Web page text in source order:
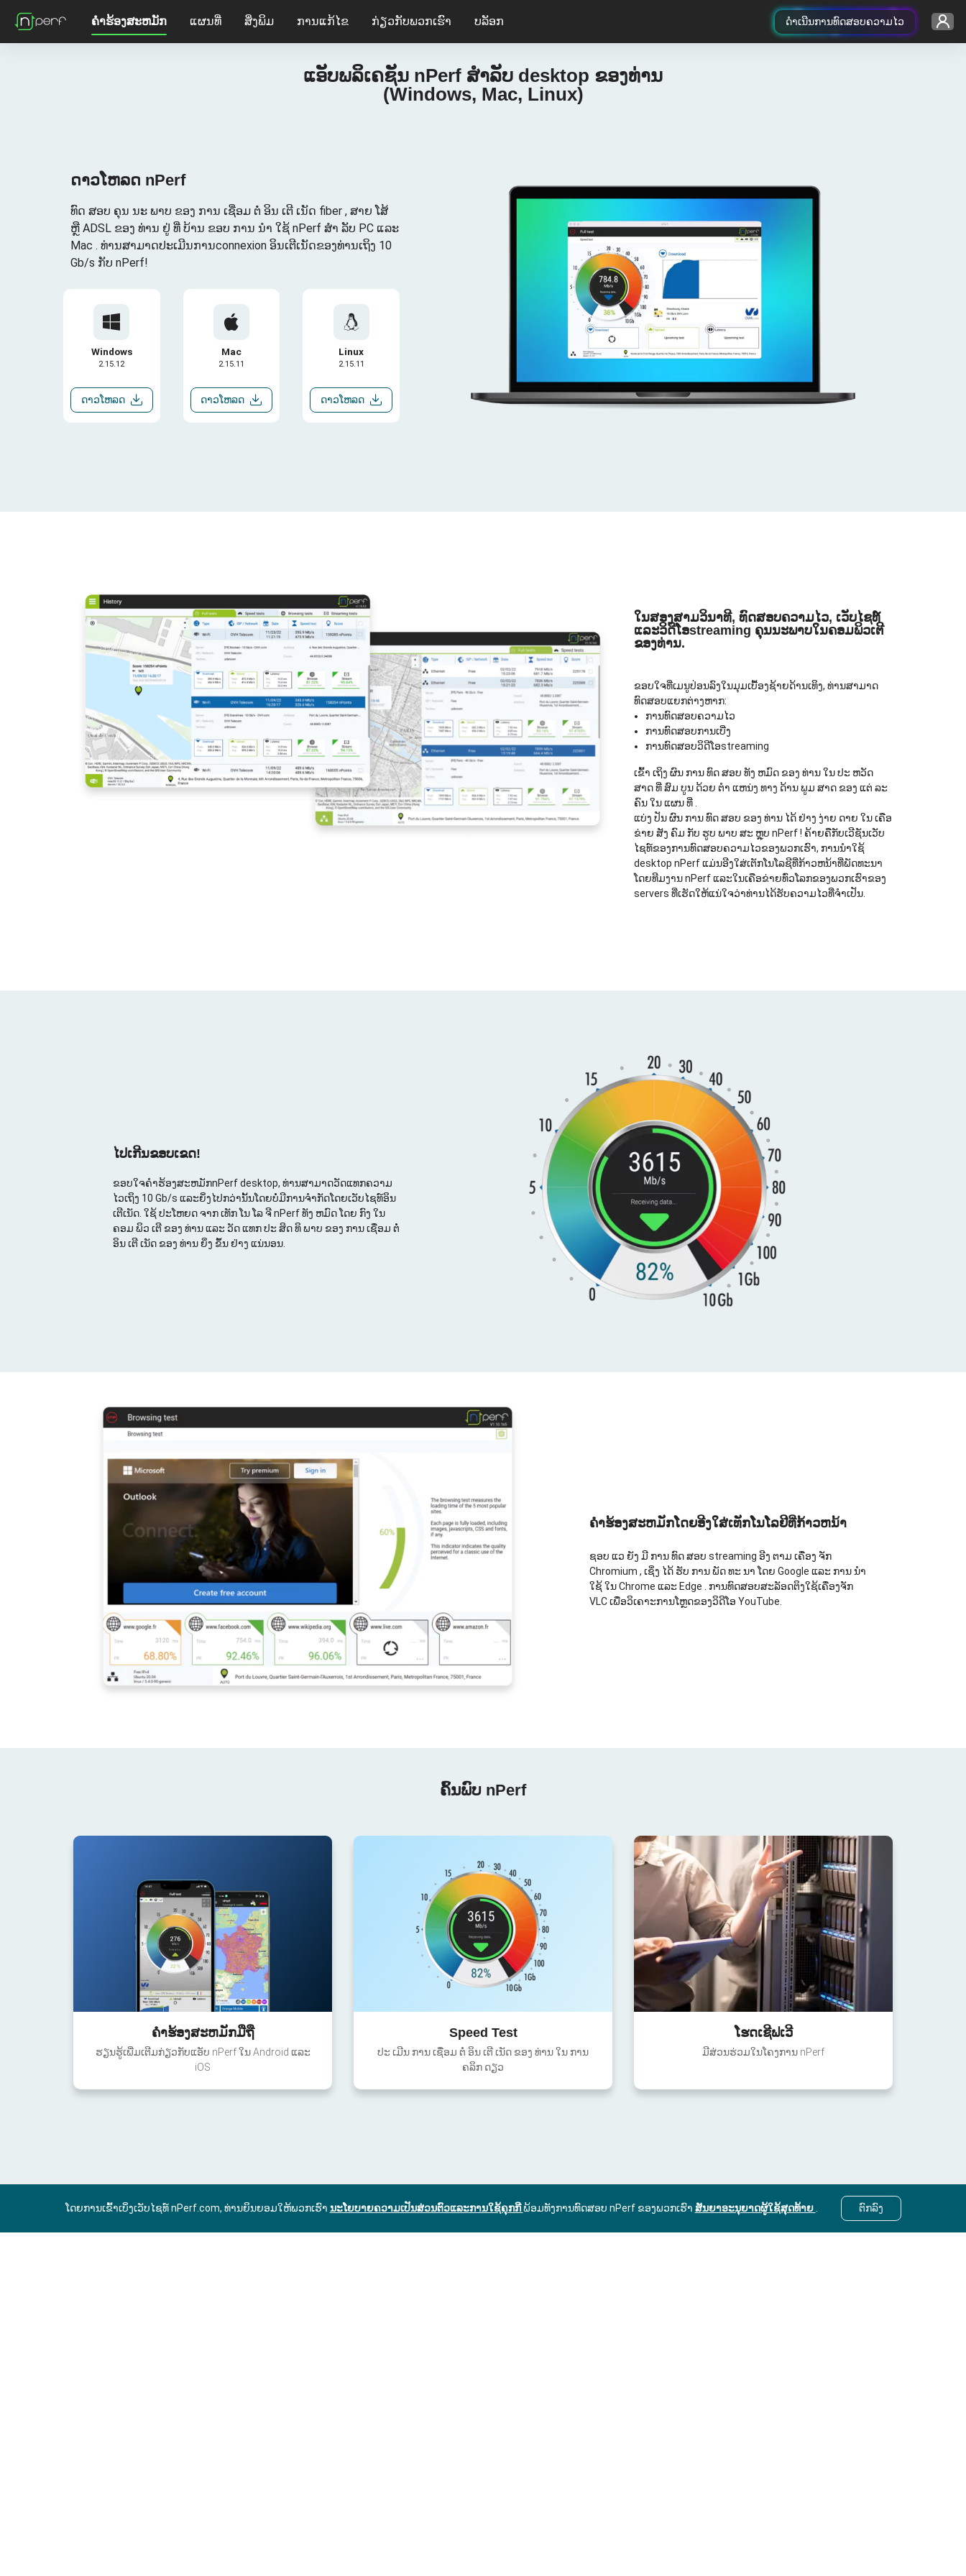
ດຳເນີນການທົດສອບຄວາມໄວ
ຄໍາຮ້ອງສະຫມັກ ແຜນທີ່ ສິ່ງພິມ ການແກ້ໄຂ ກ່ຽວ​ກັບ​ພວກ​ເຮົາ ບລັອກ
ແອັບພລິເຄຊັນ nPerf ສໍາລັບ desktop ຂອງທ່ານ
(Windows, Mac, Linux)
ດາວໂຫລດ nPerf
ທົດ ສອບ ຄຸນ ນະ ພາບ ຂອງ ການ ເຊື່ອມ ຕໍ່ ອິນ ເຕີ ເນັດ fiber , ສາຍ ໂສ້
ຫຼື ADSL ຂອງ ທ່ານ ຢູ່ ທີ່ ບ້ານ ຂອບ ການ ນໍາ ໃຊ້ nPerf ສໍາ ລັບ PC ແລະ
Mac . ທ່ານສາມາດປະເມີນການconnexion ອິນເຕີເນັດຂອງທ່ານເຖິງ 10
Gb/s ກັບ nPerf!
Windows
2.15.12
ດາວໂຫລດ
Mac
2.15.11
ດາວໂຫລດ
Linux
2.15.11
ດາວໂຫລດ
ໃນສອງສາມວິນາທີ, ທົດສອບຄວາມໄວ, ເວັບໄຊທ໌
ແລະວິດີໂອstreaming ຄຸນນະພາບໃນຄອມພິວເຕີ
ຂອງທ່ານ.
ຂອບໃຈທີ່ເມນູປ່ອນລົງໃນມຸມເບື້ອງຊ້າຍດ້ານເທິງ, ທ່ານສາມາດ
ທົດສອບແຍກຕ່າງຫາກ:
ການທົດສອບຄວາມໄວ
ການທົດສອບການເບີ່ງ
ການທົດສອບວິດີໂອstreaming
ເຂົ້າ ເຖິງ ຜົນ ການ ທົດ ສອບ ທັງ ຫມົດ ຂອງ ທ່ານ ໃນ ປະ ຫວັດ
ສາດ ທີ່ ສົມ ບູນ ດ້ວຍ ຕໍາ ແຫນ່ງ ທາງ ດ້ານ ພູມ ສາດ ຂອງ ແຕ່ ລະ
ຄົນ ໃນ ແຜນ ທີ່ .
ແບ່ງ ປັນ ຜົນ ການ ທົດ ສອບ ຂອງ ທ່ານ ໄດ້ ຢ່າງ ງ່າຍ ດາຍ ໃນ ເຄືອ
ຂ່າຍ ສັງ ຄົມ ກັບ ຮູບ ພາບ ສະ ຫຼຸບ nPerf ! ຄ້າຍຄືກັບເວີຊັນເວັບ
ໄຊທ໌ຂອງການທົດສອບຄວາມໄວຂອງພວກເຮົາ, ການນໍາໃຊ້
desktop nPerf ແມ່ນອີງໃສ່ເຕັກໂນໂລຊີທີ່ກ້າວຫນ້າທີ່ພັດທະນາ
ໂດຍທີມງານ nPerf ແລະໃນເຄືອຂ່າຍທົ່ວໂລກຂອງພວກເຮົາຂອງ
servers ທີ່ເຮັດໃຫ້ແນ່ໃຈວ່າທ່ານໄດ້ຮັບຄວາມໄວທີ່ຈໍາເປັນ.
ໄປເກີນຂອບເຂດ!
ຂອບໃຈຄໍາຮ້ອງສະຫມັກnPerf desktop, ທ່ານສາມາດວັດແທກຄວາມ
ໄວເຖິງ 10 Gb/s ແລະຍິ່ງໄປກວ່ານັ້ນໂດຍບໍ່ມີການຈໍາກັດໂດຍເວັບໄຊທ໌ອິນ
ເຕີເນັດ. ໃຊ້ ປະໂຫຍດ ຈາກ ເທັກ ໂນ ໂລ ຈີ nPerf ທັງ ຫມົດ ໂດຍ ກົງ ໃນ
ຄອມ ພິວ ເຕີ ຂອງ ທ່ານ ແລະ ວັດ ແທກ ປະ ສິດ ທິ ພາບ ຂອງ ການ ເຊື່ອມ ຕໍ່
ອິນ ເຕີ ເນັດ ຂອງ ທ່ານ ຍິ່ງ ຂຶ້ນ ຢ່າງ ແນ່ນອນ.
ຄໍາຮ້ອງສະຫມັກໂດຍອີງໃສ່ເທັກໂນໂລຢີທີ່ກ້າວຫນ້າ
ຊອບ ແວ ຍັງ ມີ ການ ທົດ ສອບ streaming ອີງ ຕາມ ເຄື່ອງ ຈັກ
Chromium , ເຊິ່ງ ໄດ້ ຮັບ ການ ພັດ ທະ ນາ ໂດຍ Google ແລະ ການ ນໍາ
ໃຊ້ ໃນ Chrome ແລະ Edge . ການທົດສອບສະລັອດຕິງໃຊ້ເຄື່ອງຈັກ
VLC ເພື່ອວິເຄາະການໂຫຼດຂອງວິດີໂອ YouTube.
ຄົ້ນພົບ nPerf
ຄໍາຮ້ອງສະຫມັກມືຖື
ຮຽນຮູ້ເພີ່ມເຕີມກ່ຽວກັບແອັບ nPerf ໃນ Android ແລະ
iOS
Speed Test
ປະ ເມີນ ການ ເຊື່ອມ ຕໍ່ ອິນ ເຕີ ເນັດ ຂອງ ທ່ານ ໃນ ການ
ຄລິກ ດຽວ
ໂຮດເຊີຟເວີ
ມີສ່ວນຮ່ວມໃນໂຄງການ nPerf
ໂດຍການເຂົ້າເບິ່ງເວັບໄຊທ໌ nPerf.com, ທ່ານຍິນຍອມໃຫ້ພວກເຮົາ ນະໂຍບາຍຄວາມເປັນສ່ວນຕົວແລະການໃຊ້ຄຸກກີພ້ອມທັງການທົດສອບ nPerf ຂອງພວກເຮົາ ສັນຍາອະນຸຍາດຜູ້ໃຊ້ສຸດທ້າຍ ຕົກ​ລົງ